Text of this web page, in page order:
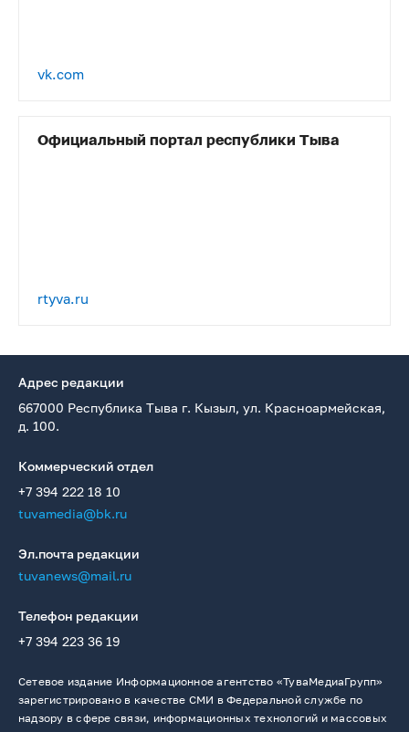
vk.com
Официальный портал республики Тыва
rtyva.ru
Адрес редакции
667000 Республика Тыва г. Кызыл, ул. Красноармейская,
д. 100.
Коммерческий отдел
+7 394 222 18 10
tuvamedia@bk.ru
Эл.почта редакции
tuvanews@mail.ru
Телефон редакции
+7 394 223 36 19
Сетевое издание Информационное агентство «ТуваМедиаГрупп»
зарегистрировано в качестве СМИ в Федеральной службе по
надзору в сфере связи, информационных технологий и массовых